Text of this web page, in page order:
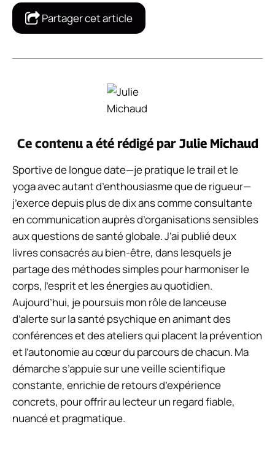
Partager cet article
Ce contenu a été rédigé par Julie Michaud
Sportive de longue date—je pratique le trail et le
yoga avec autant d’enthousiasme que de rigueur—
j’exerce depuis plus de dix ans comme consultante
en communication auprès d’organisations sensibles
aux questions de santé globale. J’ai publié deux
livres consacrés au bien-être, dans lesquels je
partage des méthodes simples pour harmoniser le
corps, l’esprit et les énergies au quotidien.
Aujourd’hui, je poursuis mon rôle de lanceuse
d’alerte sur la santé psychique en animant des
conférences et des ateliers qui placent la prévention
et l’autonomie au cœur du parcours de chacun. Ma
démarche s’appuie sur une veille scientifique
constante, enrichie de retours d’expérience
concrets, pour offrir au lecteur un regard fiable,
nuancé et pragmatique.